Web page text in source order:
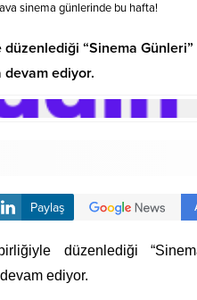
sinema günlerinde bu hafta!
düzenlediği “Sinema
ediyor.
Paylaş
düzenlediği
ediyor.